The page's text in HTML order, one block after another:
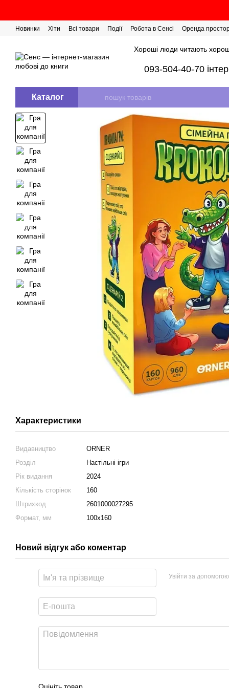
Новинки Хіти Всі товари Події Робота в Сенсі Оренда
Хороші люди читають
093-504-40-70
Каталог
Характеристики
Видавництво
ORNER
Розділ
Настільні ігри
Рік видання
2024
Кількість сторінок
160
Штрихкод
2601000027295
Формат, мм
100х160
Новий відгук або коментар
Увійти за допомогою